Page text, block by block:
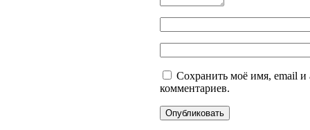
Сохранить моё имя, email и
комментариев.